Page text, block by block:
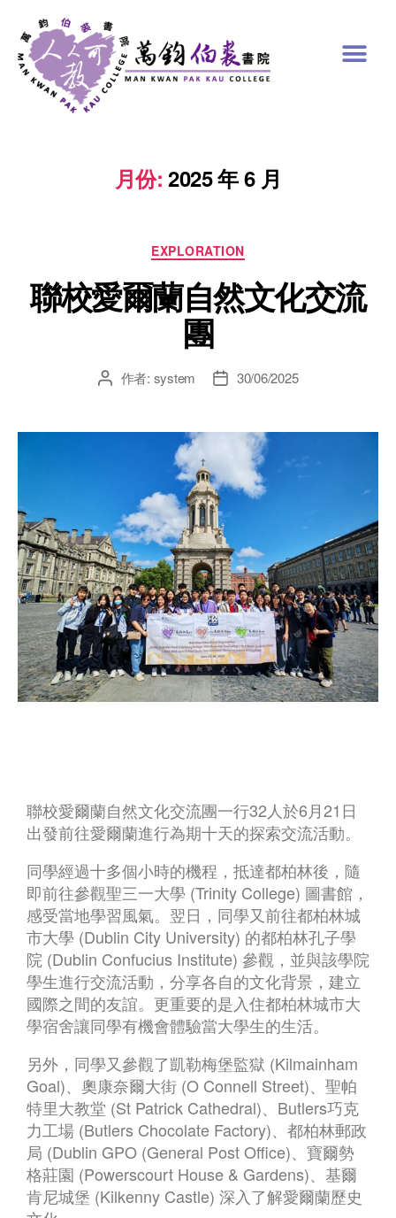
月份: 2025 年 6 月
EXPLORATION
聯校愛爾蘭自然文化交流
團
作者: system 30/06/2025
聯校愛爾蘭自然文化交流團一行32人於6月21日
出發前往愛爾蘭進行為期十天的探索交流活動。
同學經過十多個小時的機程，抵達都柏林後，隨
即前往參觀聖三一大學 (Trinity College) 圖書館，
感受當地學習風氣。翌日，同學又前往都柏林城
市大學 (Dublin City University) 的都柏林孔子學
院 (Dublin Confucius Institute) 參觀，並與該學院
學生進行交流活動，分享各自的文化背景，建立
國際之間的友誼。更重要的是入住都柏林城市大
學宿舍讓同學有機會體驗當大學生的生活。
另外，同學又參觀了凱勒梅堡監獄 (Kilmainham
Goal)、奧康奈爾大街 (O Connell Street)、聖帕
特里大教堂 (St Patrick Cathedral)、Butlers巧克
力工場 (Butlers Chocolate Factory)、都柏林郵政
局 (Dublin GPO (General Post Office)、寶爾勢
格莊園 (Powerscourt House & Gardens)、基爾
肯尼城堡 (Kilkenny Castle) 深入了解愛爾蘭歷史